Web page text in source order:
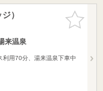
お気に入
りに追加
）
来温泉
利用70分、湯来温泉下車中